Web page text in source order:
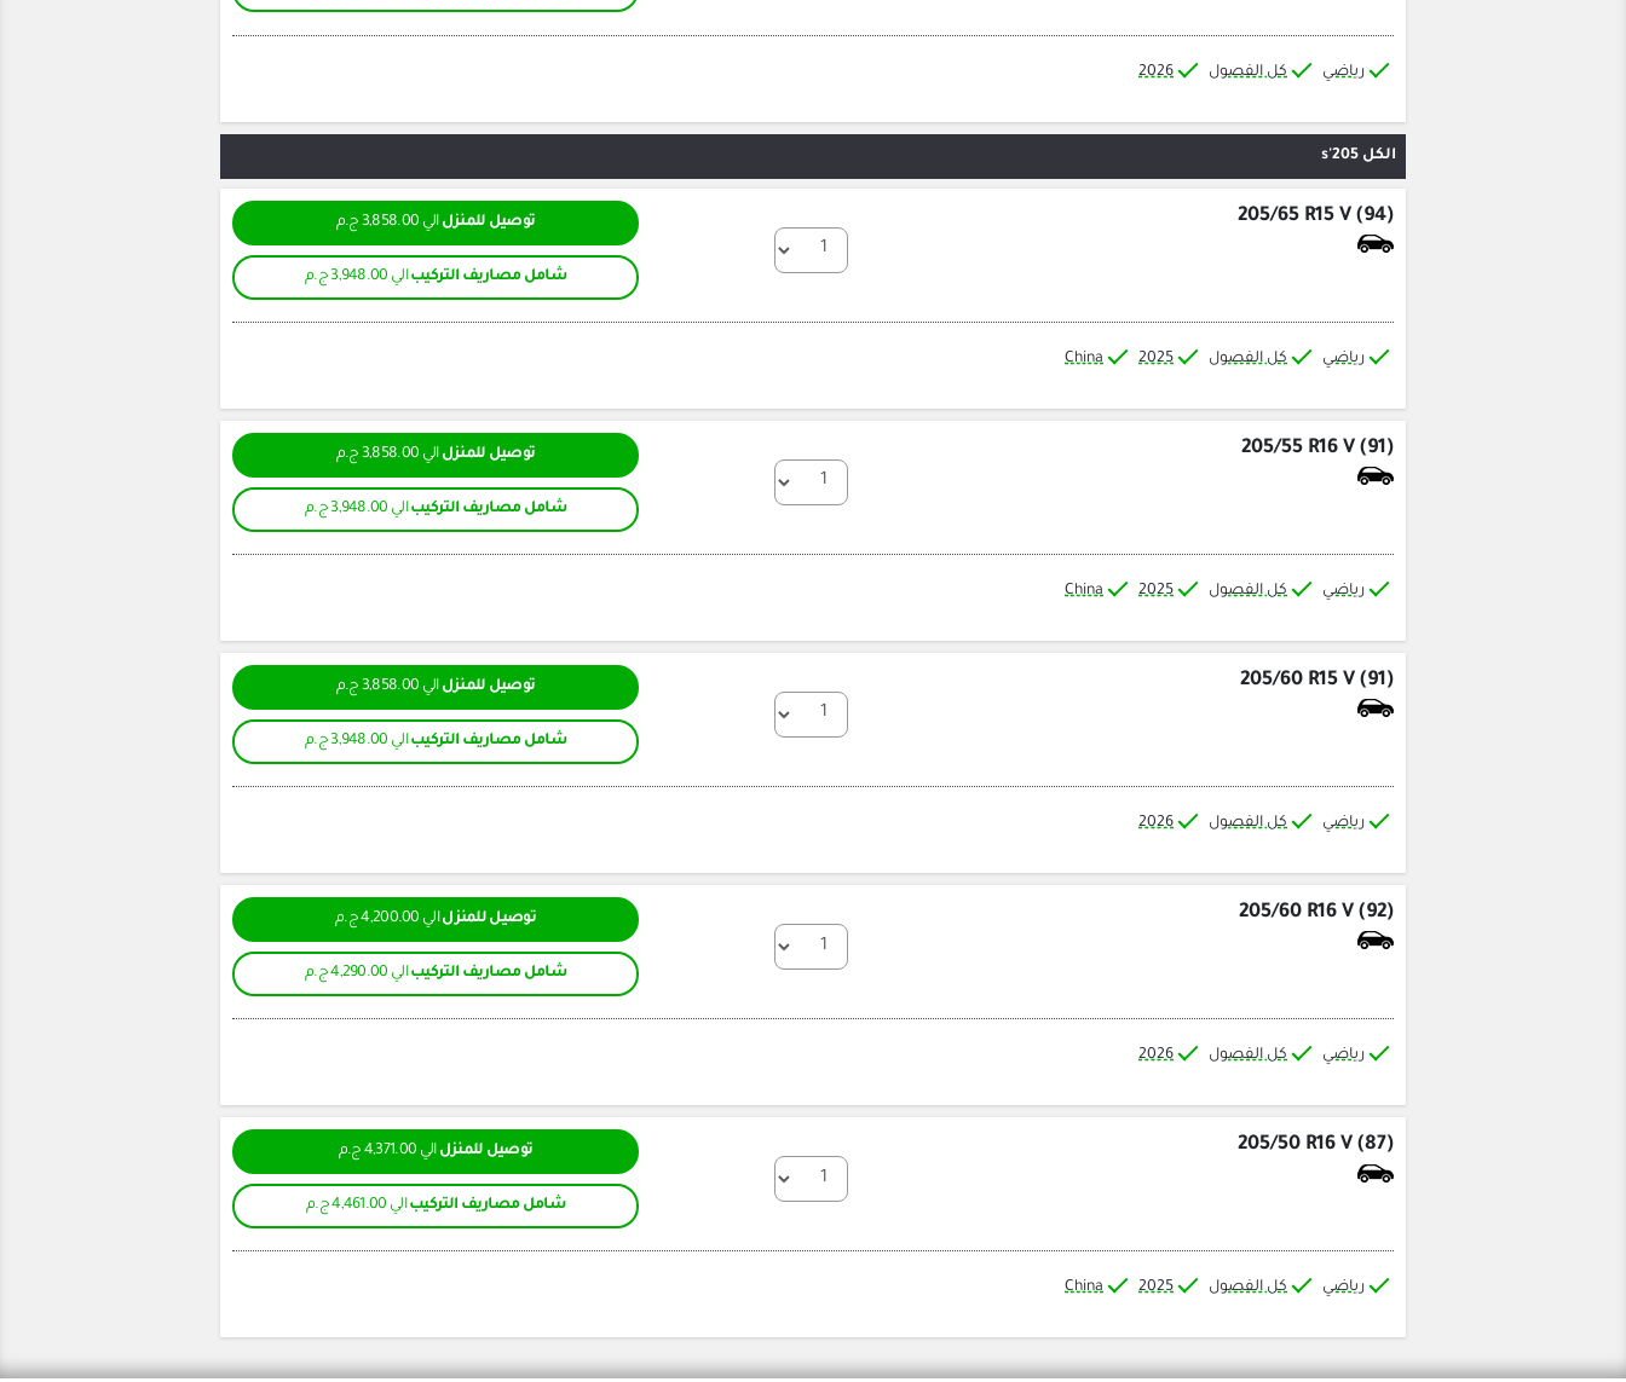
رياضي كل الفصول 2026
الكل 205's
205/65 R15 V (94) توصيل للمنزلالي 3,858.00 ج.م
شامل مصاريف التركيبالي 3,948.00 ج.م
رياضي كل الفصول 2025
China
205/55 R16 V (91) توصيل للمنزلالي 3,858.00 ج.م
شامل مصاريف التركيبالي 3,948.00 ج.م
رياضي كل الفصول 2025
China
205/60 R15 V (91) توصيل للمنزلالي 3,858.00 ج.م
شامل مصاريف التركيبالي 3,948.00 ج.م
رياضي كل الفصول 2026
205/60 R16 V (92) توصيل للمنزلالي 4,200.00 ج.م
شامل مصاريف التركيبالي 4,290.00 ج.م
رياضي كل الفصول 2026
205/50 R16 V (87) توصيل للمنزلالي 4,371.00 ج.م
شامل مصاريف التركيبالي 4,461.00 ج.م
رياضي كل الفصول 2025
China